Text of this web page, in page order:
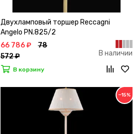
Двухламповый торшер Reccagni
Angelo PN.825/2
66 786 ₽
78
572 ₽
В наличии
В корзину
−15%